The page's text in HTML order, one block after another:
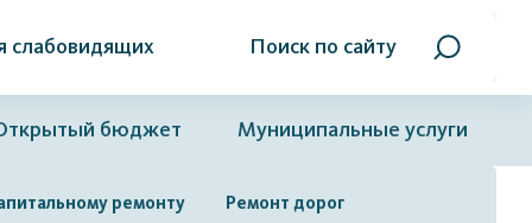
слабовидящих Поиск по сайту
бюджет Муниципальные услуги
ремонту Ремонт дорог